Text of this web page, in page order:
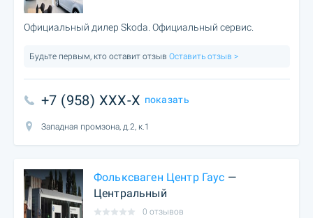
Официальный дилер Skoda. Официальный сервис.
Будьте первым, кто оставит отзыв Оставить отзыв >
+7 (958) XXX-X показать
Западная промзона, д.2, к.1
Фольксваген Центр Гаус —
Центральный
0 отзывов